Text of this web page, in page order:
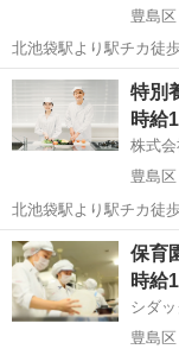
豊島区
北池袋駅より駅チカ徒
派遣の調理師さん募集／* 朝・夕60食、昼120食を調理します。
務はありません。 ■入職前に健康診断・細菌検査必項 ※お仕事No.13-
05...
東京 豊島区 キ
特別
時給
株式
豊島区
北池袋駅より駅チカ徒
派遣の栄養士さん募集／* 朝・夕60食、昼120食を提供します。
するのは調理・洗浄・き
職前に健康診...
東京 豊島区 キ
保育
時給
シダ
豊島区